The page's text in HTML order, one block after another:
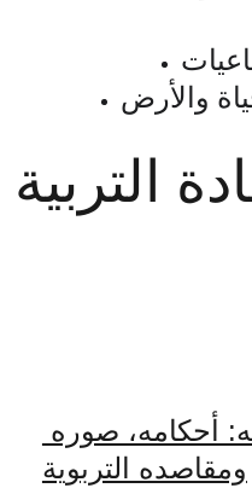
والأرض
أحكامه، صوره
ومقاصده التربوية